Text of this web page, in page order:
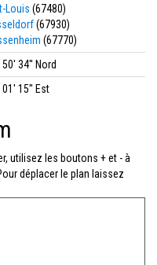
Louis (67480)
(67930)
(67770)
50' 34'' Nord
01' 15'' Est
utilisez les boutons + et - à
déplacer le plan laissez